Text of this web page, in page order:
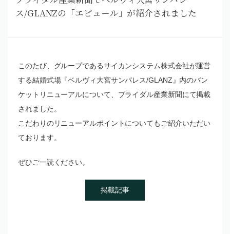
ス/GLANZの「エピュール」が紹介されました
このたび、グループであるサイカンシステム株式会社が運営
する結婚式場『ベルヴィ大宮サンパレス/GLANZ』内のバン
ケットリニューアルについて、ブライダル産業新聞にて掲載
されました。
こだわりのリニューアルポイントについてもご紹介いただい
ております。
ぜひご一読ください。
掲載記事